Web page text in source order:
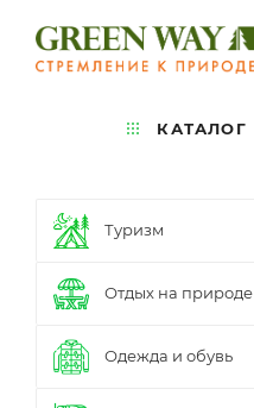
КАТАЛОГ
Туризм
Отдых на природе
Одежда и обувь